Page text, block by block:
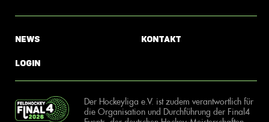
News
Login
Kontakt
Der Hockeyliga e.V. ist zudem verantwortlich für
die Organisation und Durchführung der Final4